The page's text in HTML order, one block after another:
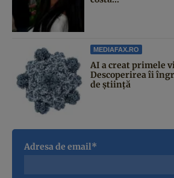
MEDIAFAX.RO
AI a creat primele
Descoperirea îi
de știință
Adresa de email*